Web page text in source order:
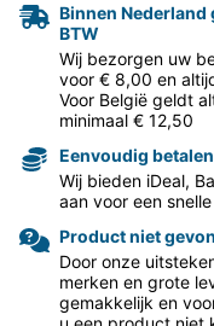
Binnen
BTW
Wij bezorgen uw
voor € 8,00 en
Voor België geldt
minimaal € 12,50
Eenvoudig
Wij bieden iDeal,
aan voor een
Product niet
Door onze
merken en grote
gemakkelijk en